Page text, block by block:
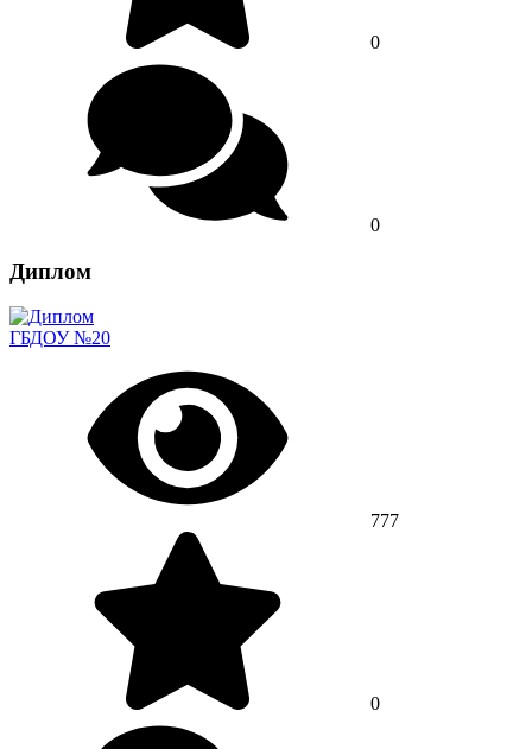
0
0
Диплом
ГБДОУ №20
777
0